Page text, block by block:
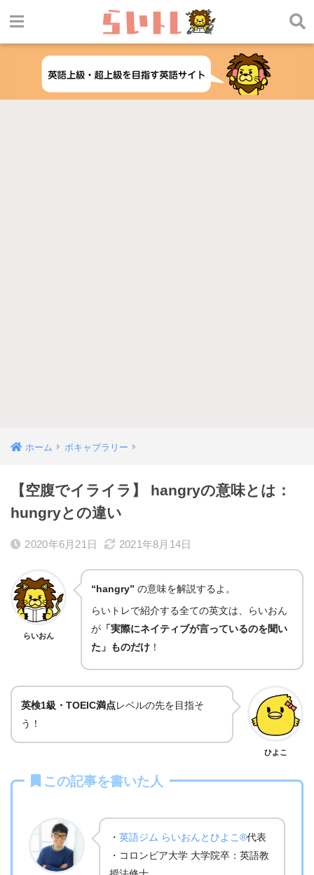
ホーム ボキャブラリー
【空腹でイライラ】 hangryの意味とは：
hungryとの違い
2020年6月21日 2021年8月14日
らいおん
“hangry” の意味を解説するよ。
らいトレで紹介する全ての英文は、らいおん
が 「実際にネイティブが言っているのを聞い
た」ものだけ ！
英検1級・TOEIC満点レベルの先を目指そ
う！
ひよこ
この記事を書いた人
・ 英語ジム らいおんとひよこ®代表
・コロンビア大学 大学院卒：英語教